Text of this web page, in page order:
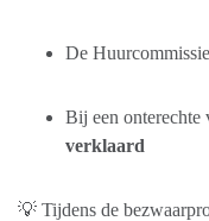
De
Bij een onterechte
verklaard
💡 Tijdens de